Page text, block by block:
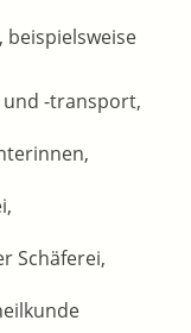
, beispielsweise
und -transport,
Schäferei,